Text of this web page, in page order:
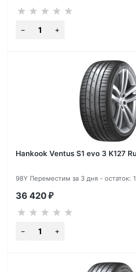
Hankook Ventus S1 evo 3 K127
98Y Переместим за 3 дня - остаток: 1
36 420 ₽